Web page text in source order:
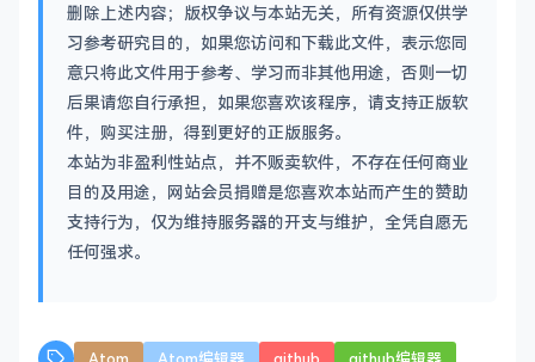
删除上述内容；版权争议与本站无关，所有资源仅供学
习参考研究目的，如果您访问和下载此文件，表示您同
意只将此文件用于参考、学习而非其他用途，否则一切
后果请您自行承担，如果您喜欢该程序，请支持正版软
件，购买注册，得到更好的正版服务。
本站为非盈利性站点，并不贩卖软件，不存在任何商业
目的及用途，网站会员捐赠是您喜欢本站而产生的赞助
支持行为，仅为维持服务器的开支与维护，全凭自愿无
任何强求。